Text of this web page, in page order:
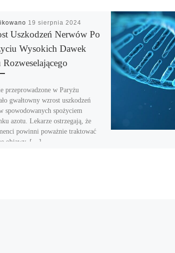
19 sierpnia 2024
Uszkodzeń Nerwów Po
Wysokich Dawek
Rozweselającego
przeprowadzone w Paryżu
gwałtowny wzrost uszkodzeń
spowodowanych spożyciem
azotu. Lekarze ostrzegają, że
powinni poważnie traktować
objawy. […]